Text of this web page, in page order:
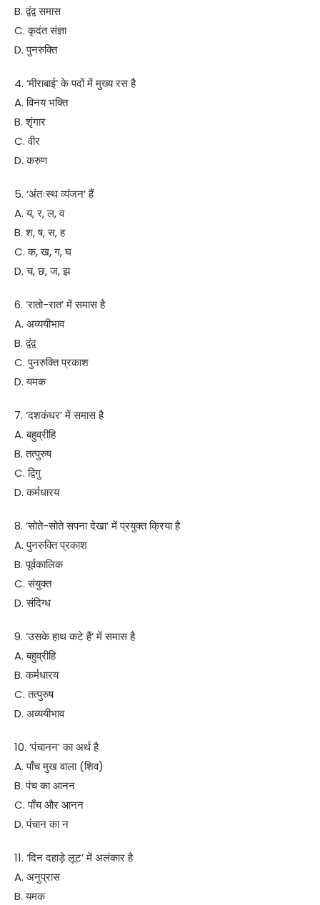
B. द्वंद्व समास
C. कृदंत संज्ञा
D. पुनरुक्ति
4. ‘मीराबाई’ के पदों में मुख्य रस है
A. विनय भक्ति
B. शृंगार
C. वीर
D. करुण
5. ‘अंतःस्थ व्यंजन’ हैं
A. य, र, ल, व
B. श, ष, स, ह
C. क, ख, ग, घ
D. च, छ, ज, झ
6. ‘रातो-रात’ में समास है
A. अव्ययीभाव
B. द्वंद्व
C. पुनरुक्ति प्रकाश
D. यमक
7. ‘दशकंधर’ में समास है
A. बहुव्रीहि
B. तत्पुरुष
C. द्विगु
D. कर्मधारय
8. ‘सोते-सोते सपना देखा’ में प्रयुक्त क्रिया है
A. पुनरुक्ति प्रकाश
B. पूर्वकालिक
C. संयुक्त
D. संदिग्ध
9. ‘उसके हाथ कटे हैं’ में समास है
A. बहुव्रीहि
B. कर्मधारय
C. तत्पुरुष
D. अव्ययीभाव
10. ‘पंचानन’ का अर्थ है
A. पाँच मुख वाला (शिव)
B. पंच का आनन
C. पाँच और आनन
D. पंचान का न
11. ‘दिन दहाड़े लूट’ में अलंकार है
A. अनुप्रास
B. यमक